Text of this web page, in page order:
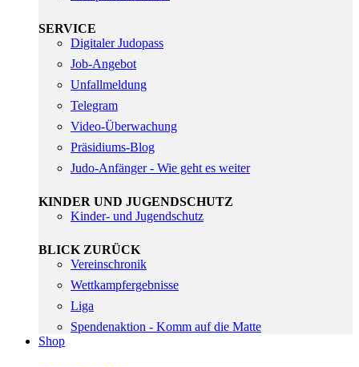
SERVICE
Digitaler Judopass
Job-Angebot
Unfallmeldung
Telegram
Video-Überwachung
Präsidiums-Blog
Judo-Anfänger - Wie geht es weiter
KINDER UND JUGENDSCHUTZ
Kinder- und Jugendschutz
BLICK ZURÜCK
Vereinschronik
Wettkampfergebnisse
Liga
Spendenaktion - Komm auf die Matte
Shop